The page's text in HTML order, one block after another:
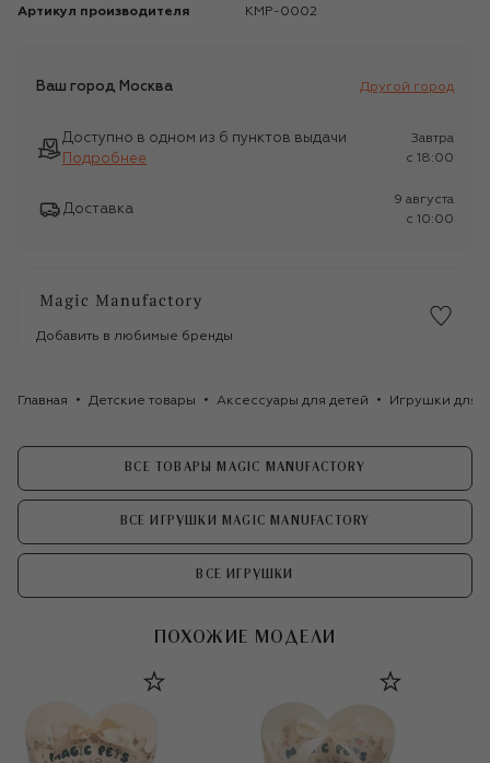
Артикул производителя КMP-0002
Ваш город Москва Другой город
Доступно в одном из 6 пунктов выдачи
Подробнее
Завтра
c 18:00
Доставка
9 августа
c 10:00
Добавить в любимые бренды
Главная Детские товары Аксессуары для детей Игрушки для
ВСЕ ТОВАРЫ MAGIC MANUFACTORY
ВСЕ ИГРУШКИ MAGIC MANUFACTORY
ВСЕ ИГРУШКИ
ПОХОЖИЕ МОДЕЛИ